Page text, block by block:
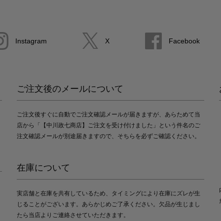
Instagram X Facebook
ご注文後のメールについて
ご注文後すぐに自動でご注文確認メールが届きますが、あらためて当
店から「【中川政七商店】ご注文を受け付けました」という件名のご
注文確認メールが別途届きますので、そちらを必ずご確認ください。
在庫について
実店舗と在庫を共有しているため、タイミングにより在庫にズレが生
じることがございます。あらかじめご了承ください。欠品が生じまし
たら当店よりご連絡させていただきます。